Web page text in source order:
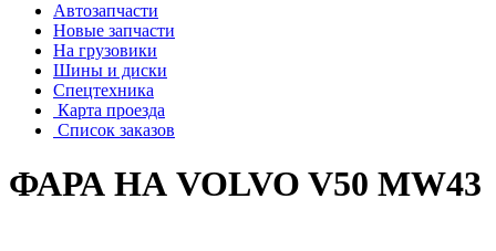
Автозапчасти
Новые запчасти
На грузовики
Шины и диски
Спецтехника
Карта проезда
Список заказов
ФАРА НА VOLVO V50 MW43